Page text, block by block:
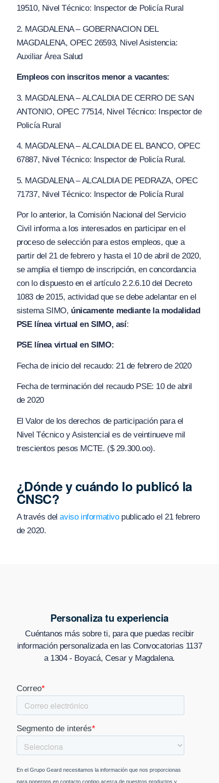
19510, Nivel Técnico: Inspector de Policía Rural
2. MAGDALENA – GOBERNACION DEL
MAGDALENA, OPEC 26593, Nivel Asistencia:
Auxiliar Área Salud
Empleos con inscritos menor a vacantes:
3. MAGDALENA – ALCALDIA DE CERRO DE SAN
ANTONIO, OPEC 77514, Nivel Técnico: Inspector de
Policía Rural
4. MAGDALENA – ALCALDIA DE EL BANCO, OPEC
67887, Nivel Técnico: Inspector de Policía Rural.
5. MAGDALENA – ALCALDIA DE PEDRAZA, OPEC
71737, Nivel Técnico: Inspector de Policía Rural
Por lo anterior, la Comisión Nacional del Servicio
Civil informa a los interesados en participar en el
proceso de selección para estos empleos, que a
partir del 21 de febrero y hasta el 10 de abril de 2020,
se amplia el tiempo de inscripción, en concordancia
con lo dispuesto en el artículo 2.2.6.10 del Decreto
1083 de 2015, actividad que se debe adelantar en el
sistema SIMO, únicamente mediante la modalidad
PSE línea virtual en SIMO, así:
PSE línea virtual en SIMO:
Fecha de inicio del recaudo: 21 de febrero de 2020
Fecha de terminación del recaudo PSE: 10 de abril
de 2020
El Valor de los derechos de participación para el
Nivel Técnico y Asistencial es de veintinueve mil
trescientos pesos MCTE. ($ 29.300.oo).
¿Dónde y cuándo lo publicó la
CNSC?
A través delaviso informativopublicado el 21 febrero
de 2020.
Personaliza tu experiencia
Cuéntanos más sobre ti, para que puedas recibir
información personalizada en las Convocatorias 1137
a 1304 - Boyacá, Cesar y Magdalena.